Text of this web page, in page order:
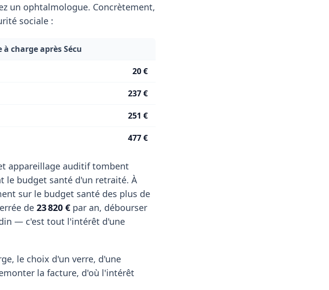
un ophtalmologue. Concrètement,
sociale :
à charge après Sécu
20 €
237 €
251 €
477 €
appareillage auditif tombent
le budget santé d'un retraité. À
sur le budget santé des plus de
de 23 820 € par an, débourser
— c'est tout l'intérêt d'une
le choix d'un verre, d'une
la facture, d'où l'intérêt